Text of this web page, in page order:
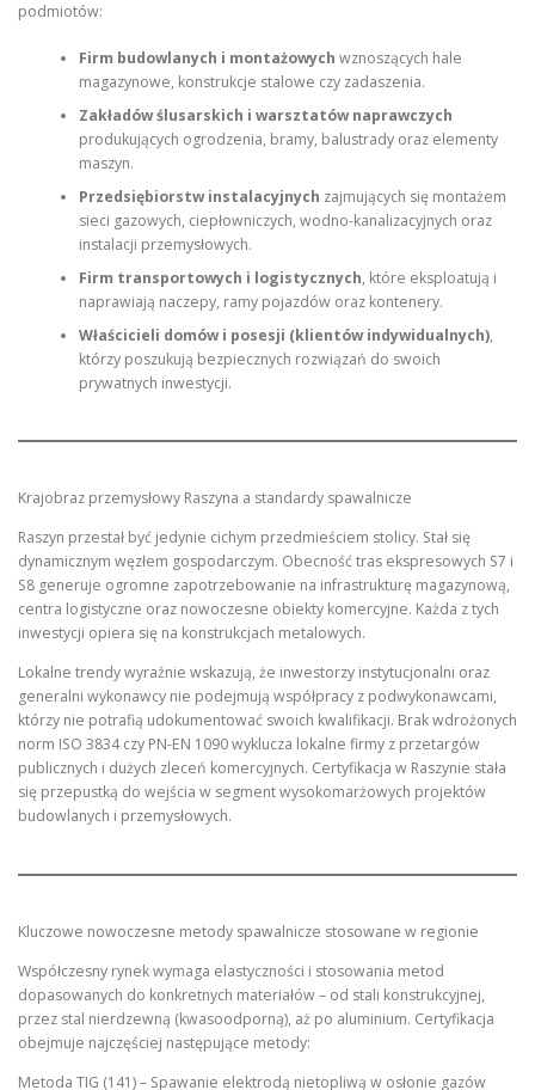
podmiotów:
Firm budowlanych i montażowych wznoszących hale
magazynowe, konstrukcje stalowe czy zadaszenia.
Zakładów ślusarskich i warsztatów naprawczych
produkujących ogrodzenia, bramy, balustrady oraz elementy
maszyn.
Przedsiębiorstw instalacyjnych zajmujących się montażem
sieci gazowych, ciepłowniczych, wodno-kanalizacyjnych oraz
instalacji przemysłowych.
Firm transportowych i logistycznych, które eksploatują i
naprawiają naczepy, ramy pojazdów oraz kontenery.
Właścicieli domów i posesji (klientów indywidualnych),
którzy poszukują bezpiecznych rozwiązań do swoich
prywatnych inwestycji.
Krajobraz przemysłowy Raszyna a standardy spawalnicze
Raszyn przestał być jedynie cichym przedmieściem stolicy. Stał się
dynamicznym węzłem gospodarczym. Obecność tras ekspresowych S7 i
S8 generuje ogromne zapotrzebowanie na infrastrukturę magazynową,
centra logistyczne oraz nowoczesne obiekty komercyjne. Każda z tych
inwestycji opiera się na konstrukcjach metalowych.
Lokalne trendy wyraźnie wskazują, że inwestorzy instytucjonalni oraz
generalni wykonawcy nie podejmują współpracy z podwykonawcami,
którzy nie potrafią udokumentować swoich kwalifikacji. Brak wdrożonych
norm ISO 3834 czy PN-EN 1090 wyklucza lokalne firmy z przetargów
publicznych i dużych zleceń komercyjnych. Certyfikacja w Raszynie stała
się przepustką do wejścia w segment wysokomarżowych projektów
budowlanych i przemysłowych.
Kluczowe nowoczesne metody spawalnicze stosowane w regionie
Współczesny rynek wymaga elastyczności i stosowania metod
dopasowanych do konkretnych materiałów – od stali konstrukcyjnej,
przez stal nierdzewną (kwasoodporną), aż po aluminium. Certyfikacja
obejmuje najczęściej następujące metody:
Metoda TIG (141) – Spawanie elektrodą nietopliwą w osłonie gazów